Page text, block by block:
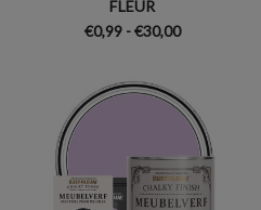
FLEUR
€0,99 - €30,00